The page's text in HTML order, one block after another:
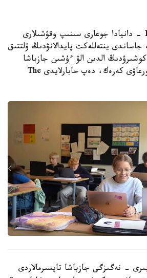
استانا. KAZINFORM - دانيادا جوعارى سىنىپ وقۋشىلارى
جاساندى ينتەللەكت پايدالانۋدىڭ ۇلتتىق
الدىن الۋ ءۇشىن جازباشا
تاپسىرمالاردى اۋىزشا قورعاۋى كەرەك، دەپ حابارلايدى The
- نەگىزگى جازباشا تاپسىرمالاردى